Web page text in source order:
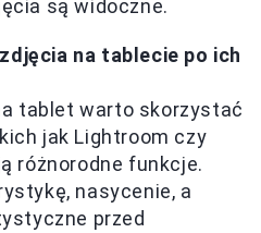
są widoczne.
na tablecie po ich
tablet warto skorzystać
jak Lightroom czy
różnorodne funkcje.
nasycenie, a
przed